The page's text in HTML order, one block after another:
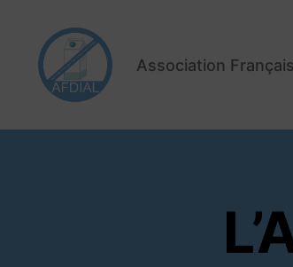
Association